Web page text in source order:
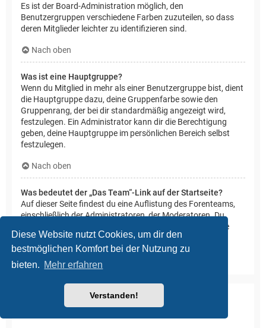
Diese Website nutzt Cookies, um dir den
bestmöglichen Komfort bei der Nutzung zu
bieten. Mehr erfahren
Verstanden!
Es ist der Board-Administration möglich, den
Benutzergruppen verschiedene Farben zuzuteilen, so dass
deren Mitglieder leichter zu identifizieren sind.
Nach oben
Was ist eine Hauptgruppe?
Wenn du Mitglied in mehr als einer Benutzergruppe bist, dient
die Hauptgruppe dazu, deine Gruppenfarbe sowie den
Gruppenrang, der bei dir standardmäßig angezeigt wird,
festzulegen. Ein Administrator kann dir die Berechtigung
geben, deine Hauptgruppe im persönlichen Bereich selbst
festzulegen.
Nach oben
Was bedeutet der „Das Team“-Link auf der Startseite?
Auf dieser Seite findest du eine Auflistung des Forenteams,
einschließlich der Administratoren, der Moderatoren. Du
findest hier auch weitere Informationen wie die Foren, die
diese im Einzelnen moderieren.
Nach oben
Private Nachrichten